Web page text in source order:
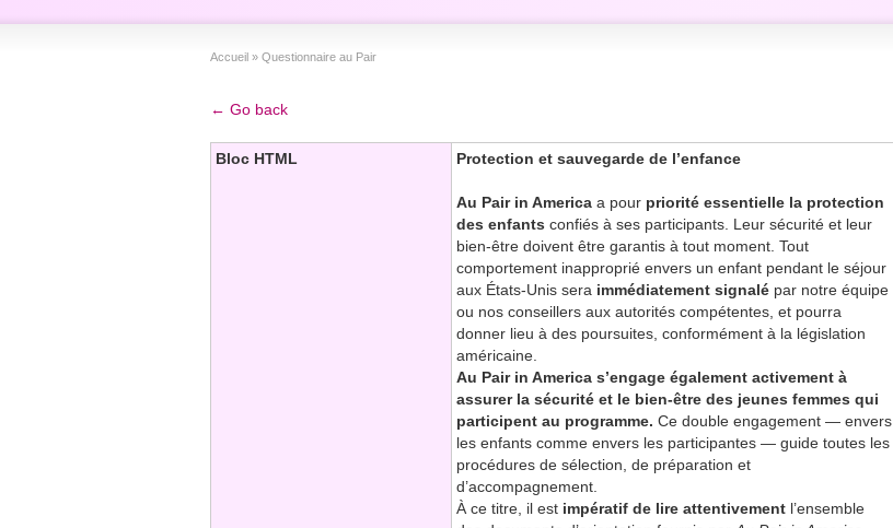
Accueil » Questionnaire au Pair
← Go back
Bloc HTML Protection et sauvegarde de l’enfance
Au Pair in America a pour priorité essentielle la protection
des enfants confiés à ses participants. Leur sécurité et leur
bien-être doivent être garantis à tout moment. Tout
comportement inapproprié envers un enfant pendant le séjour
aux États-Unis sera immédiatement signalé par notre équipe
ou nos conseillers aux autorités compétentes, et pourra
donner lieu à des poursuites, conformément à la législation
américaine.
Au Pair in America s’engage également activement à
assurer la sécurité et le bien-être des jeunes femmes qui
participent au programme. Ce double engagement — envers
les enfants comme envers les participantes — guide toutes les
procédures de sélection, de préparation et
d’accompagnement.
À ce titre, il est impératif de lire attentivement l’ensemble